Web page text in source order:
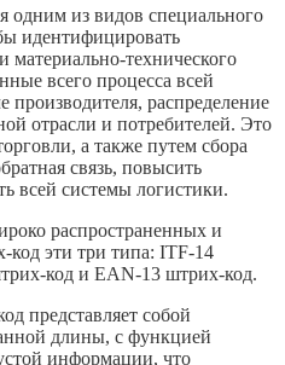
одним из видов специального
идентифицировать
материально-технического
всего процесса всей
производителя, распределение
отрасли и потребителей. Это
а также путем сбора
связь, повысить
всей системы логистики.
распространенных и
эти три типа: ITF-14
код и EAN-13 штрих-код.
представляет собой
длины, с функцией
информации, что